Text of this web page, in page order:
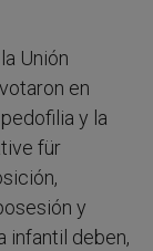
Unión
en
y la
für
y
infantil deben,